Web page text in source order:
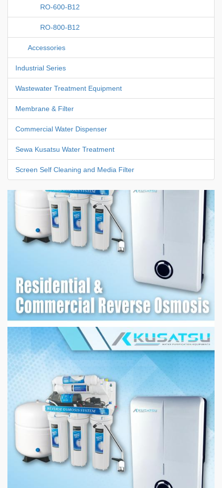
RO-600-B12
RO-800-B12
Accessories
Industrial Series
Wastewater Treatment Equipment
Membrane & Filter
Commercial Water Dispenser
Sewa Kusatsu Water Treatment
Screen Self Cleaning and Media Filter